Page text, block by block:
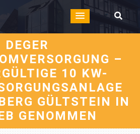
DEGER
–
10 KW-
GÜLTSTEIN IN
GENOMMEN